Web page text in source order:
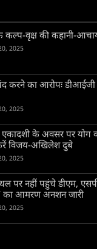
कल्प-वृक्ष की कहानी-आचार्य
2025
करने का आरोपः
2025
एकादशी के अवसर पर योग
करें विजय-अखिलेश दुबे
2025
पर नहीं पहुंचे डीएम,
का आमरण अनशन जारी
2025